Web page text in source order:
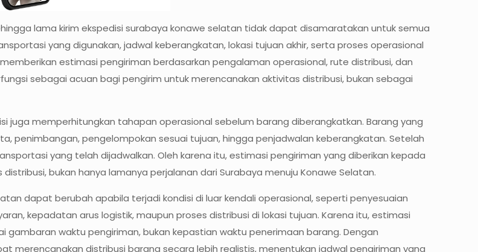
lama kirim ekspedisi surabaya konawe selatan tidak dapat disamaratakan untuk semua
yang digunakan, jadwal keberangkatan, lokasi tujuan akhir, serta proses operasional
estimasi pengiriman berdasarkan pengalaman operasional, rute distribusi, dan
sebagai acuan bagi pengirim untuk merencanakan aktivitas distribusi, bukan sebagai
juga memperhitungkan tahapan operasional sebelum barang diberangkatkan. Barang yang
penimbangan, pengelompokan sesuai tujuan, hingga penjadwalan keberangkatan. Setelah
yang telah dijadwalkan. Oleh karena itu, estimasi pengiriman yang diberikan kepada
bukan hanya lamanya perjalanan dari Surabaya menuju Konawe Selatan.
dapat berubah apabila terjadi kondisi di luar kendali operasional, seperti penyesuaian
kepadatan arus logistik, maupun proses distribusi di lokasi tujuan. Karena itu, estimasi
gambaran waktu pengiriman, bukan kepastian waktu penerimaan barang. Dengan
merencanakan distribusi barang secara lebih realistis, menentukan jadwal pengiriman yang